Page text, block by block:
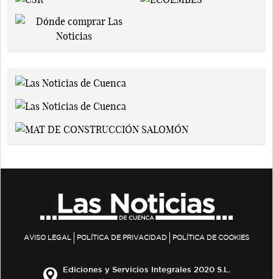
AVISO LEGAL POLÍTICA DE PRIVACIDAD POLÍTICA DE COOKIES
Ediciones y Servicios Integrales 2020 S.L.